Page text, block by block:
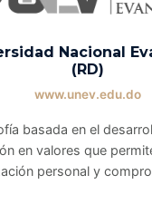
Nacional
(RD)
www.unev.edu.do
basada en el
en valores que
personal y